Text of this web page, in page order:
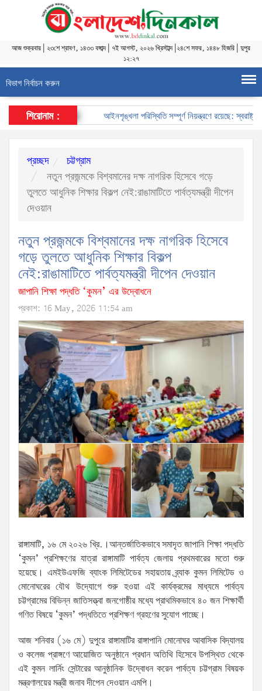
আজশুক্রবার ২৩শে শ্রাবণ, ১৪৩৩ বঙ্গাব্দ| ৭ই আগস্ট, ২০২৬ খ্রিস্টাব্দ| ২৪শে সফর, ১৪৪৮ হিজরি দুপুর
১২:২৭
বিভাগ নির্বাচন করুন
শিরোনাম : আইনশৃঙ্খলা পরিস্থিতি সম্পূর্ণ নিয়ন্ত্রণে রয়েছে: স্বরাষ্ট্রমন্ত্রী
প্রচ্ছদ
চট্টগ্রাম
নতুন প্রজন্মকে বিশ্বমানের দক্ষ নাগরিক হিসেবে গড়ে
তুলতে আধুনিক শিক্ষার বিকল্প নেই:রাঙামাটিতে পার্বত্যমন্ত্রী দীপেন
দেওয়ান
নতুন প্রজন্মকে বিশ্বমানের দক্ষ নাগরিক হিসেবে
গড়ে তুলতে আধুনিক শিক্ষার বিকল্প
নেই:রাঙামাটিতে পার্বত্যমন্ত্রী দীপেন দেওয়ান
জাপানি শিক্ষা পদ্ধতি ‘কুমন’ এর উদ্বোধনে
প্রকাশ: 16 May, 2026 11:54 am
রাঙ্গামাটি, ১৬ মে ২০২৬ খ্রি.।আন্তর্জাতিকভাবে সমাদৃত জাপানি শিক্ষা পদ্ধতি
‘কুমন’ প্রশিক্ষণের যাত্রা রাঙ্গামাটি পার্বত্য জেলায় প্রথমবারের মতো শুরু
হয়েছে। এমইউএফজি ব্যাংক লিমিটেডের সহায়তায় ব্র্যাক কুমন লিমিটেড ও
মোনোঘরের যৌথ উদ্যোগে শুরু হওয়া এই কার্যক্রমের মাধ্যমে পার্বত্য
চট্টগ্রামের বিভিন্ন জাতিসত্ত্বা জনগোষ্ঠীর মধ্যে প্রাথমিকভাবে ৪০ জন শিক্ষার্থী
গণিত বিষয়ে ‘কুমন’ পদ্ধতিতে প্রশিক্ষণ গ্রহণের সুযোগ পাচ্ছে।
আজ শনিবার (১৬ মে) দুপুরে রাঙ্গামাটির রাঙ্গাপানি মোনোঘর আবাসিক বিদ্যালয়
ও কলেজ প্রাঙ্গণে আয়োজিত অনুষ্ঠানে প্রধান অতিথি হিসেবে উপস্থিত থেকে
এই কুমন লার্নিং সেন্টারের আনুষ্ঠানিক উদ্বোধন করেন পার্বত্য চট্টগ্রাম বিষয়ক
মন্ত্রণালয়ের মন্ত্রী জনাব দীপেন দেওয়ান এমপি।